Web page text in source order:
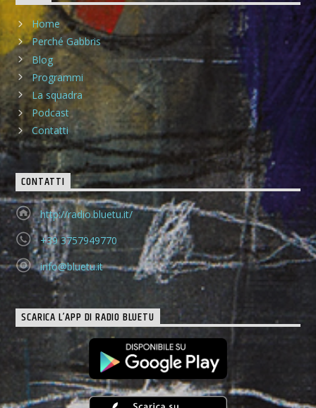
Home
Perché Gabbris
Blog
Programmi
La squadra
Podcast
Contatti
CONTATTI
http://radio.bluetu.it/
+39 3757949770
info@bluetu.it
SCARICA L’APP DI RADIO BLUETU